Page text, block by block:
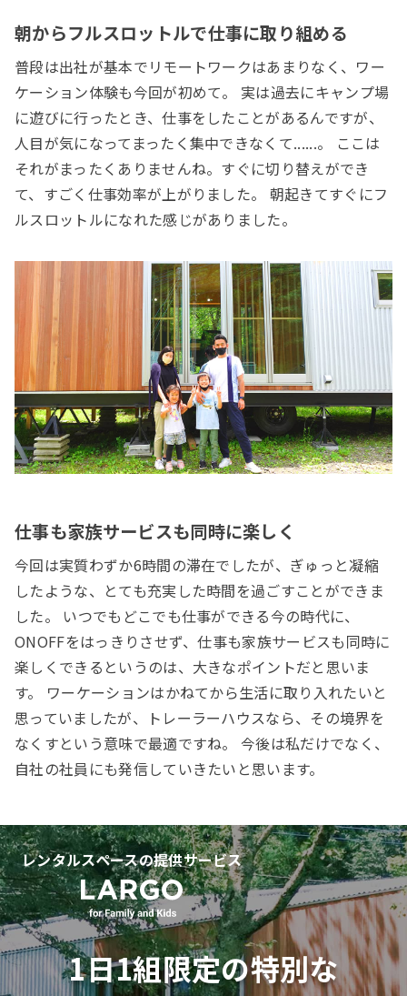
朝からフルスロットルで仕事に取り組める
普段は出社が基本でリモートワークはあまりなく、ワー
ケーション体験も今回が初めて。 実は過去にキャンプ場
に遊びに行ったとき、仕事をしたことがあるんですが、
人目が気になってまったく集中できなくて......。 ここは
それがまったくありませんね。すぐに切り替えができ
て、すごく仕事効率が上がりました。 朝起きてすぐにフ
ルスロットルになれた感じがありました。
仕事も家族サービスも同時に楽しく
今回は実質わずか6時間の滞在でしたが、ぎゅっと凝縮
したような、とても充実した時間を過ごすことができま
した。 いつでもどこでも仕事ができる今の時代に、
ONOFFをはっきりさせず、仕事も家族サービスも同時に
楽しくできるというのは、大きなポイントだと思いま
す。 ワーケーションはかねてから生活に取り入れたいと
思っていましたが、トレーラーハウスなら、その境界を
なくすという意味で最適ですね。 今後は私だけでなく、
自社の社員にも発信していきたいと思います。
レンタルスペースの提供サービス
1日1組限定の特別な